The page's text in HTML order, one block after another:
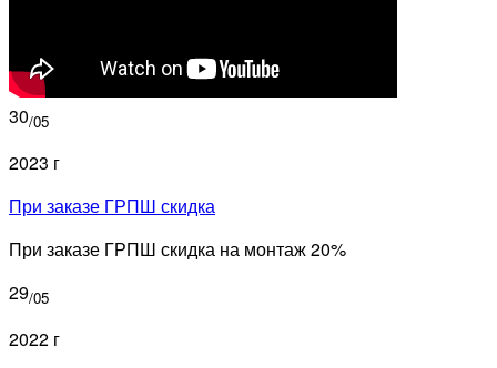
30/05
2023 г
При заказе ГРПШ скидка
При заказе ГРПШ скидка на монтаж 20%
29/05
2022 г